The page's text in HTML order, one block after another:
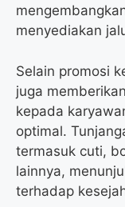
menyediakan
Selain promosi
juga
kepada
optimal.
termasuk cuti,
lainnya,
terhadap